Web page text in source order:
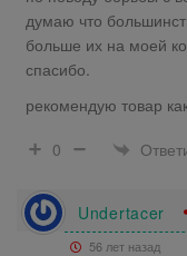
думаю что
больше их на моей
спасибо.
рекомендую товар
0
Undertacer
56 лет назад